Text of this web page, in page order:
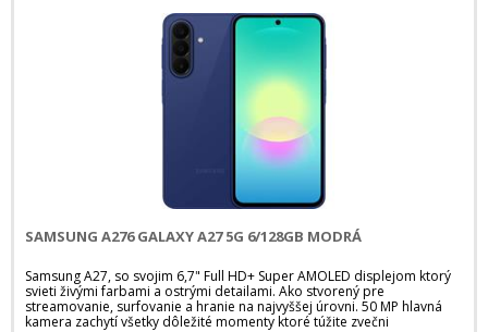
SAMSUNG A276 GALAXY A27 5G 6/128GB MODRÁ
Samsung A27, so svojim 6,7" Full HD+ Super AMOLED displejom ktorý
svieti živými farbami a ostrými detailami. Ako stvorený pre
streamovanie, surfovanie a hranie na najvyššej úrovni. 50 MP hlavná
kamera zachytí všetky dôležité momenty ktoré túžite zvečni